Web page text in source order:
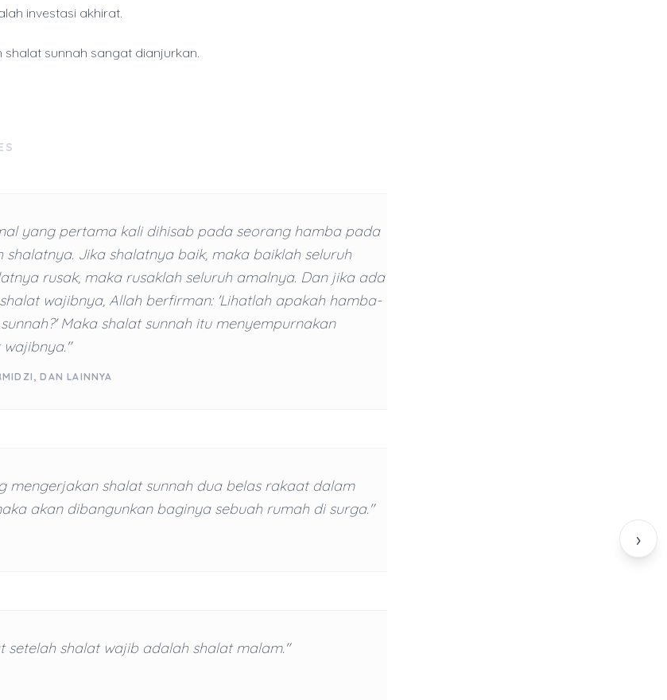
›
investasi akhirat.
shalat sunnah sangat dianjurkan.
yang pertama kali dihisab pada seorang hamba pada
Jika shalatnya baik, maka baiklah seluruh
rusak, maka rusaklah seluruh amalnya. Dan jika ada
wajibnya, Allah berfirman: 'Lihatlah apakah hamba-
Maka shalat sunnah itu menyempurnakan
DAN LAINNYA
mengerjakan shalat sunnah dua belas rakaat dalam
akan dibangunkan baginya sebuah rumah di surga."
setelah shalat wajib adalah shalat malam."